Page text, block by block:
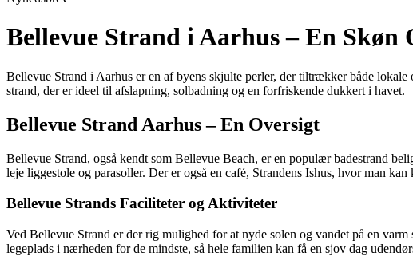
Bellevue Strand i Aarhus – En Skøn
Bellevue Strand i Aarhus er en af byens skjulte perler, der tiltrækker både
strand, der er ideel til afslapning, solbadning og en forfriskende dukkert i havet.
Bellevue Strand Aarhus – En Oversigt
Bellevue Strand, også kendt som Bellevue Beach, er en populær badestrand
leje liggestole og parasoller. Der er også en café, Strandens Ishus, hvor man
Bellevue Strands Faciliteter og Aktiviteter
Ved Bellevue Strand er der rig mulighed for at nyde solen og vandet på en
legeplads i nærheden for de mindste, så hele familien kan få en sjov dag